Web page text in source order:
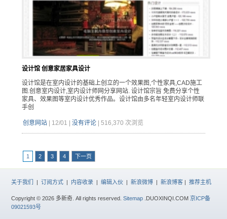
设计馆 创意家居家具设计
设计馆是在室内设计的基础上创立的一个效果图,个性家具,CAD施工
图.创意室内设计,室内设计师网分享网站. 设计馆宗旨 免费分享个性
家具、效果图等室内设计优秀作品。设计馆由多名年轻室内设计师联
手创
创意网站| 12/01 没有评论| 516,370 次浏览
1 2 3 4 下一页
关于我们 |订阅方式 | 内容收录 |编辑入伙 |新浪微博 |新浪博客 |推荐主机
Copyright © 2026 多新奇. All rights reserved.Sitemap .DUOXINQI.COM京ICP备
09021593号